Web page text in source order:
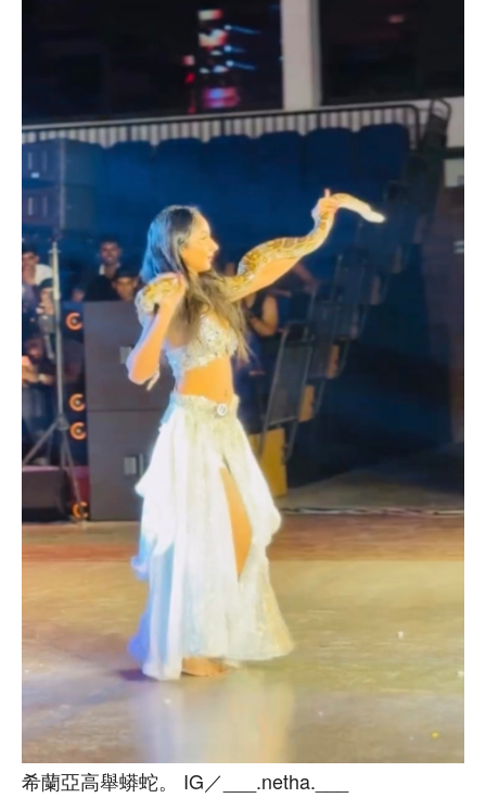
希蘭亞高舉蟒蛇。 IG／___.netha.___